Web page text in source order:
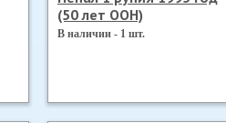
(50 лет ООН)
В наличии - 1 шт.